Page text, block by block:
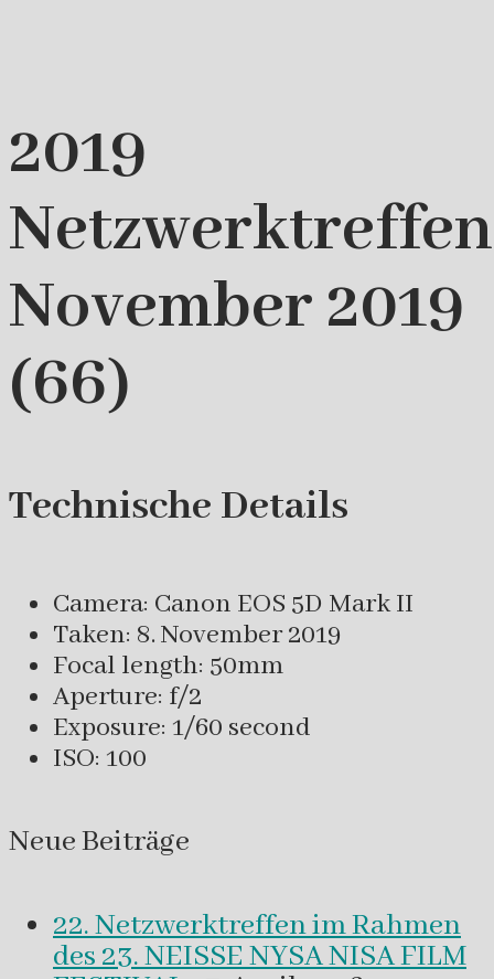
2019
Netzwerktreffen
November 2019
(66)
Technische Details
Camera: Canon EOS 5D Mark II
Taken: 8. November 2019
Focal length: 50mm
Aperture: f/2
Exposure: 1/60 second
ISO: 100
Neue Beiträge
22. Netzwerktreffen im Rahmen
des 23. NEISSE NYSA NISA FILM